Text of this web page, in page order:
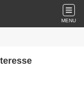
MENU